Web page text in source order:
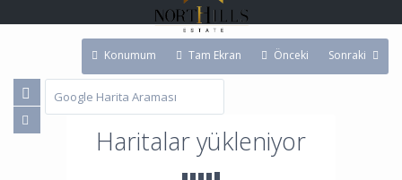
Haritalar yükleniyor
Konumum Tam Ekran Önceki Sonraki